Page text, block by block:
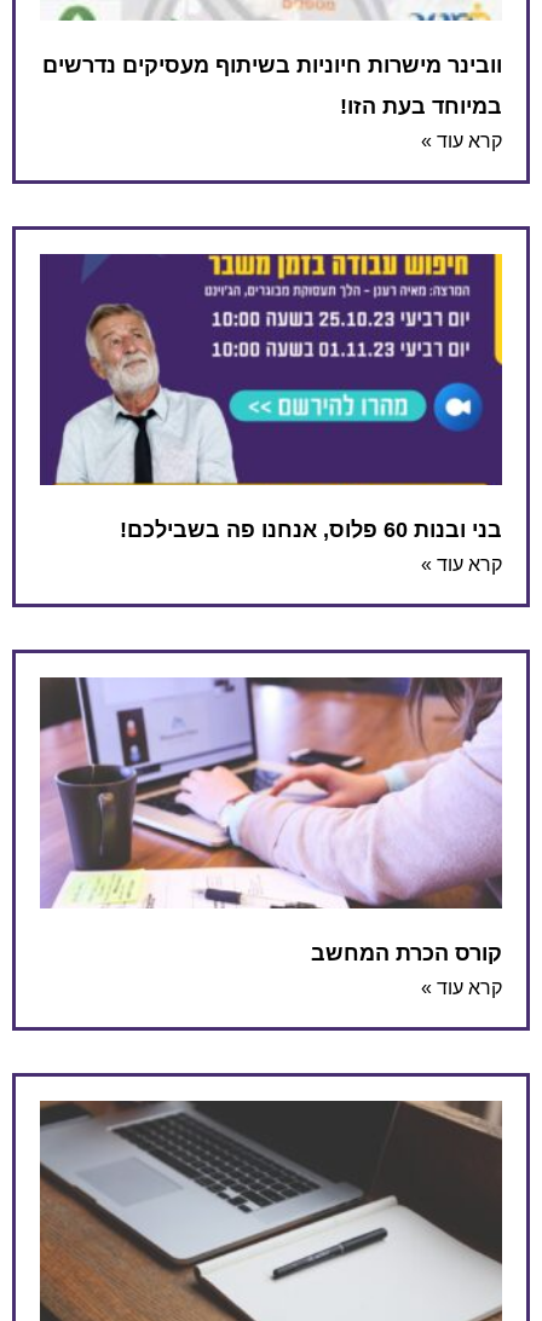
וובינר מישרות חיוניות בשיתוף מעסיקים נדרשים
במיוחד בעת הזו!
קרא עוד »
בני ובנות 60 פלוס, אנחנו פה בשבילכם!
קרא עוד »
קורס הכרת המחשב
קרא עוד »